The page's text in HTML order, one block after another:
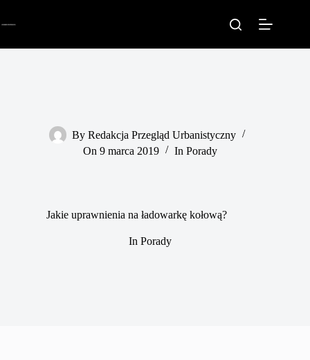
By Redakcja Przegląd Urbanistyczny
On 9 marca 2019 In Porady
Jakie uprawnienia na ładowarkę kołową?
In Porady